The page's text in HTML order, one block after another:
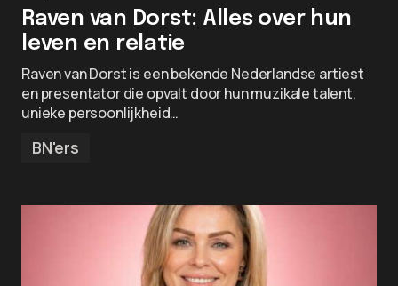
Raven van Dorst: Alles over hun
leven en relatie
Raven van Dorst is een bekende Nederlandse artiest
en presentator die opvalt door hun muzikale talent,
unieke persoonlijkheid…
BN'ers